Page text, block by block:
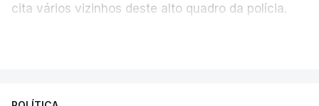
cita vários vizinhos deste alto quadro da polícia.